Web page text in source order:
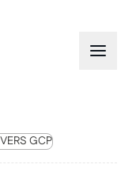
GCP